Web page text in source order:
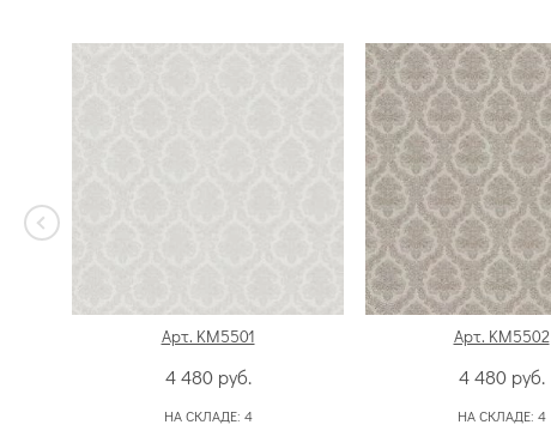
Арт. KM5501
4 480 руб.
НА СКЛАДЕ: 4
Арт. KM5502
4 480 руб.
НА СКЛАДЕ: 4